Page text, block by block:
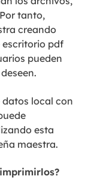
tanto,
creando
escritorio pdf
pueden
datos local con
esta
maestra.